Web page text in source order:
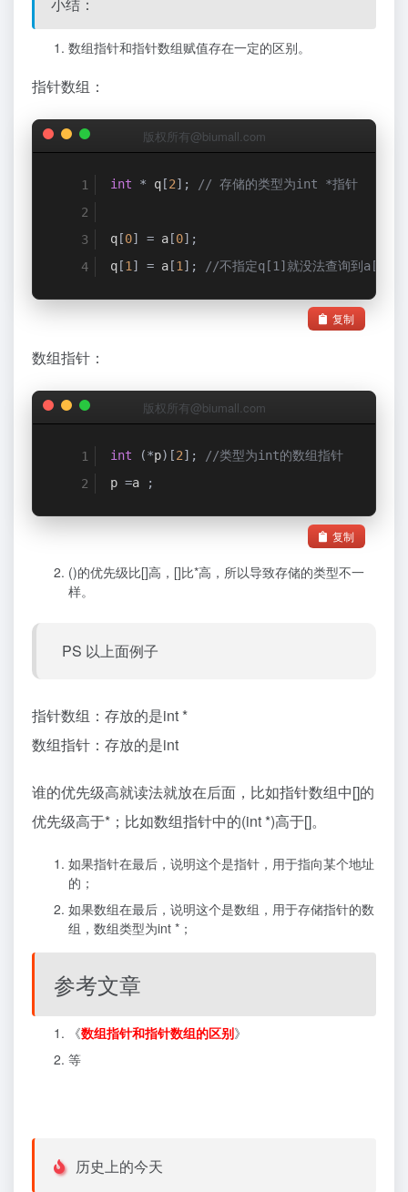
数组指针和指针数组赋值存在一定的区别。
指针数组：
版权所有@biumall.com
int * q [2]; // 存储的类型为int *指针
q [0] = a [0];
q [1 ] = a [1 ]; //不指定q[1]就没法查询到a[1]的
复制
数组指针：
版权所有@biumall.com
int (*p)[ 2 ];
//类型为int的数组指针
p =a ;
复制
()的优先级比[]高，[]比*高，所以导致存储的类型不一
样。
PS 以上面例子
指针数组：存放的是int *
数组指针：存放的是int
谁的优先级高就读法就放在后面，比如指针数组中[]的
优先级高于*；比如数组指针中的(int *)高于[]。
如果指针在最后，说明这个是指针，用于指向某个地址
的；
如果数组在最后，说明这个是数组，用于存储指针的数
组，数组类型为int *；
参考文章
《数组指针和指针数组的区别》
等
历史上的今天